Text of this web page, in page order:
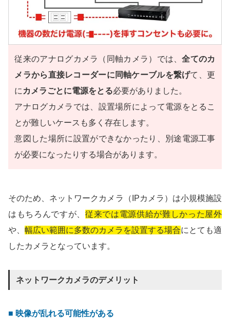
従来のアナログカメラ（同軸カメラ）では、全てのカ
メラから直接レコーダーに同軸ケーブルを繋げて、更
に カメラごとに電源をとる必要がありました。
アナログカメラでは、設置場所によって電源をとるこ
とが難しいケースも多く存在します。
意図した場所に設置ができなかったり、別途電源工事
が必要になったりする場合があります。
そのため、ネットワークカメラ（IPカメラ）は小規模施設
はもちろんですが、 従来では電源供給が難しかった屋外
や、 幅広い範囲に多数のカメラを設置する場合にとても適
したカメラとなっています。
ネットワークカメラのデメリット
■ 映像が乱れる可能性がある